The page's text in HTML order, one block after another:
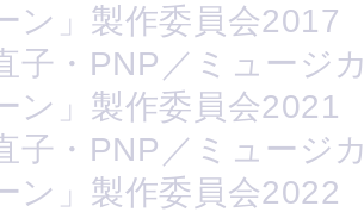
ン」製作委員会2017
子・PNP／ミュージ
ン」製作委員会2021
子・PNP／ミュージ
ン」製作委員会2022